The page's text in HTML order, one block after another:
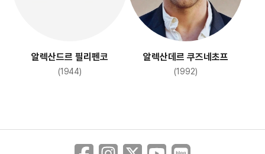
알렉산드르 필리펜코
(1944)
알렉산데르 쿠즈네초프
(1992)